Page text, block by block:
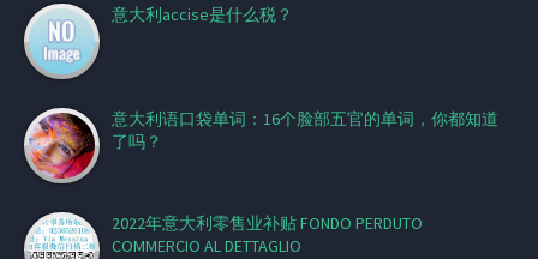
意大利accise是什么税？
意大利语口袋单词：16个脸部五官的单词，你都知道
了吗？
2022年意大利零售业补贴 FONDO PERDUTO
COMMERCIO AL DETTAGLIO